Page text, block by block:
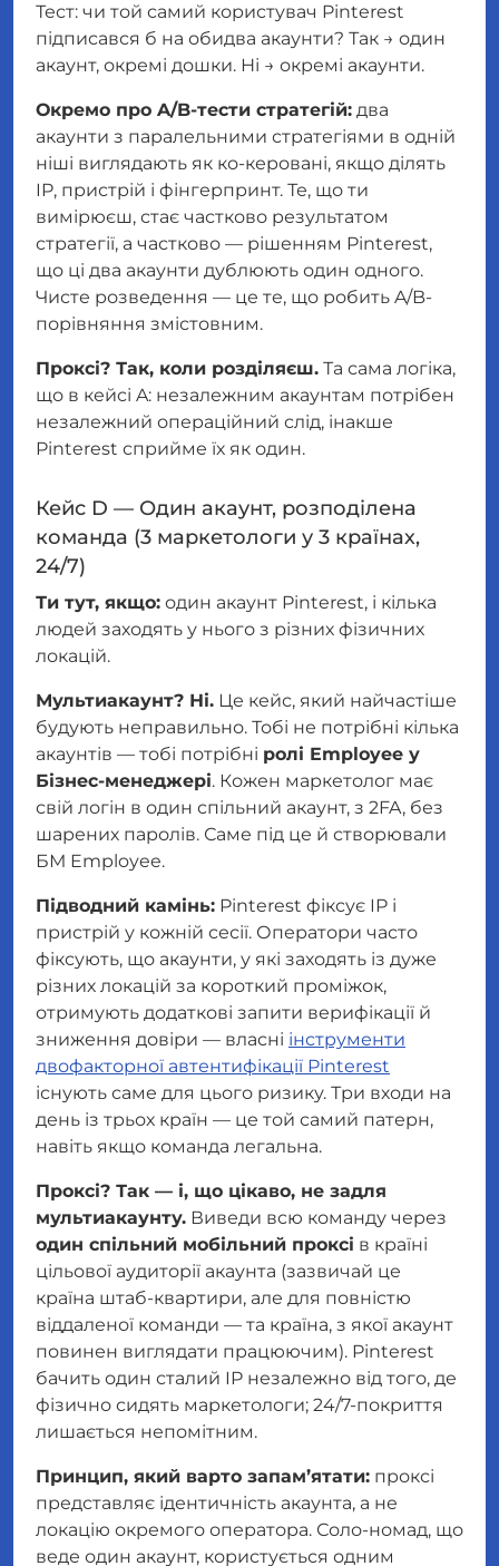
Тест: чи той самий користувач Pinterest
підписався б на обидва акаунти? Так → один
акаунт, окремі дошки. Ні → окремі акаунти.
Окремо про A/B-тести стратегій: два
акаунти з паралельними стратегіями в одній
ніші виглядають як ко-керовані, якщо ділять
IP, пристрій і фінгерпринт. Те, що ти
вимірюєш, стає частково результатом
стратегії, а частково — рішенням Pinterest,
що ці два акаунти дублюють один одного.
Чисте розведення — це те, що робить A/B-
порівняння змістовним.
Проксі? Так, коли розділяєш. Та сама логіка,
що в кейсі A: незалежним акаунтам потрібен
незалежний операційний слід, інакше
Pinterest сприйме їх як один.
Кейс D — Один акаунт, розподілена
команда (3 маркетологи у 3 країнах,
24/7)
Ти тут, якщо: один акаунт Pinterest, і кілька
людей заходять у нього з різних фізичних
локацій.
Мультиакаунт? Ні. Це кейс, який найчастіше
будують неправильно. Тобі не потрібні кілька
акаунтів — тобі потрібні ролі Employee у
Бізнес-менеджері. Кожен маркетолог має
свій логін в один спільний акаунт, з 2FA, без
шарених паролів. Саме під це й створювали
БМ Employee.
Підводний камінь: Pinterest фіксує IP і
пристрій у кожній сесії. Оператори часто
фіксують, що акаунти, у які заходять із дуже
різних локацій за короткий проміжок,
отримують додаткові запити верифікації й
зниження довіри — власні інструменти
двофакторної автентифікації Pinterest
існують саме для цього ризику. Три входи на
день із трьох країн — це той самий патерн,
навіть якщо команда легальна.
Проксі? Так — і, що цікаво, не задля
мультиакаунту. Виведи всю команду через
один спільний мобільний проксі в країні
цільової аудиторії акаунта (зазвичай це
країна штаб-квартири, але для повністю
віддаленої команди — та країна, з якої акаунт
повинен виглядати працюючим). Pinterest
бачить один сталий IP незалежно від того, де
фізично сидять маркетологи; 24/7-покриття
лишається непомітним.
Принцип, який варто запам’ятати: проксі
представляє ідентичність акаунта, а не
локацію окремого оператора. Соло-номад, що
веде один акаунт, користується одним